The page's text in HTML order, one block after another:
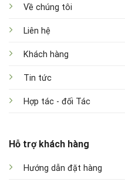
Về chúng tôi
Liên hệ
Khách hàng
Tin tức
Hợp tác - đối Tác
Hỗ trợ khách hàng
Hướng dẫn đặt hàng